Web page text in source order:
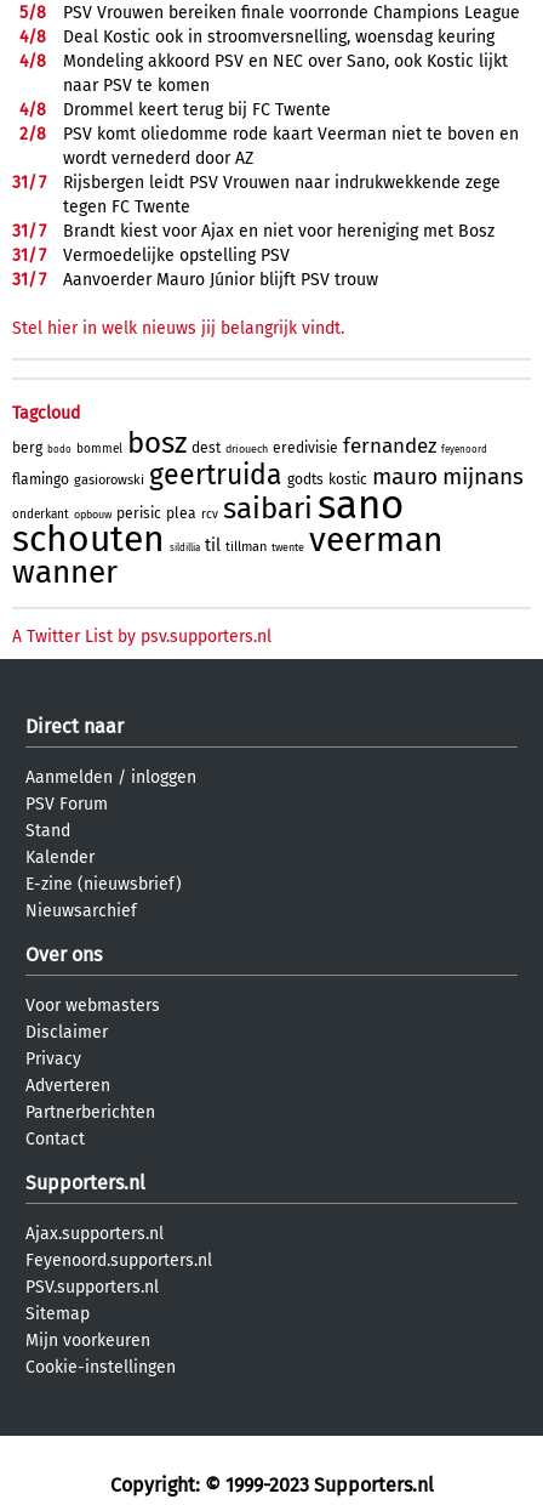
5/8
PSV Vrouwen bereiken finale voorronde Champions League
4/8
Deal Kostic ook in stroomversnelling, woensdag keuring
4/8
Mondeling akkoord PSV en NEC over Sano, ook Kostic lijkt
naar PSV te komen
4/8
Drommel keert terug bij FC Twente
2/8
PSV komt oliedomme rode kaart Veerman niet te boven en
wordt vernederd door AZ
31/7
Rijsbergen leidt PSV Vrouwen naar indrukwekkende zege
tegen FC Twente
31/7
Brandt kiest voor Ajax en niet voor hereniging met Bosz
31/7
Vermoedelijke opstelling PSV
31/7 Aanvoerder Mauro Júnior blijft PSV trouw
Stel hier in welk nieuws jij belangrijk vindt.
Tagcloud
berg bodo bommel bosz dest driouech eredivisie fernandez feyenoord
flamingo gasiorowski geertruida godts kostic mauro mijnans
onderkant opbouw perisic plea rcv saibari sano
schouten sildillia til tillman twente veerman
wanner
A Twitter List by psv.supporters.nl
Direct naar
Aanmelden / inloggen
PSV Forum
Stand
Kalender
E-zine (nieuwsbrief)
Nieuwsarchief
Over ons
Voor webmasters
Disclaimer
Privacy
Adverteren
Partnerberichten
Contact
Supporters.nl
Ajax.supporters.nl
Feyenoord.supporters.nl
PSV.supporters.nl
Sitemap
Mijn voorkeuren
Cookie-instellingen
Copyright: © 1999-2023 Supporters.nl